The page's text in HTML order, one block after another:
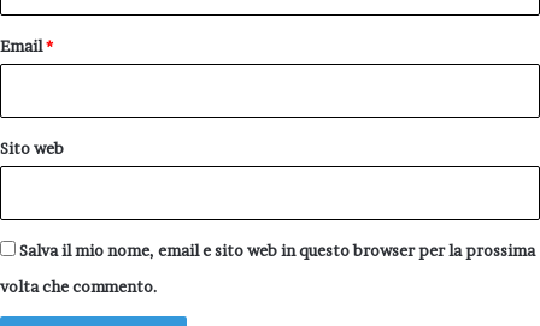
Email*
Sito web
Salva il mio nome, email e sito web in questo browser per la prossima
volta che commento.